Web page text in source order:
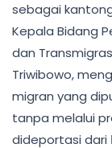
sebagai
Kepala Bidang
dan
Triwibowo,
migran yang
tanpa melalui
dideportasi dari